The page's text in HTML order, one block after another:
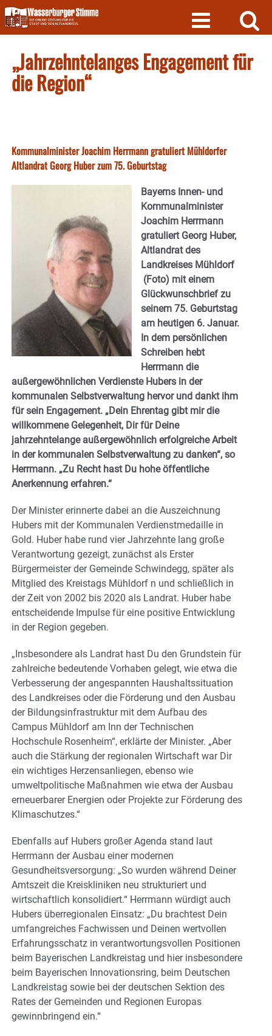
Skip
to
content
„Jahrzehntelanges Engagement für
die Region“
Kommunalminister Joachim Herrmann gratuliert Mühldorfer
Altlandrat Georg Huber zum 75. Geburtstag
Bayerns Innen- und
Kommunalminister
Joachim Herrmann
gratuliert Georg Huber,
Altlandrat des
Landkreises Mühldorf
(Foto) mit einem
Glückwunschbrief zu
seinem 75. Geburtstag
am heutigen 6. Januar.
In dem persönlichen
Schreiben hebt
Herrmann die
außergewöhnlichen Verdienste Hubers in der
kommunalen Selbstverwaltung hervor und dankt ihm
für sein Engagement. „Dein Ehrentag gibt mir die
willkommene Gelegenheit, Dir für Deine
jahrzehntelange außergewöhnlich erfolgreiche Arbeit
in der kommunalen Selbstverwaltung zu danken“, so
Herrmann. „Zu Recht hast Du hohe öffentliche
Anerkennung erfahren.“
Der Minister erinnerte dabei an die Auszeichnung
Hubers mit der Kommunalen Verdienstmedaille in
Gold. Huber habe rund vier Jahrzehnte lang große
Verantwortung gezeigt, zunächst als Erster
Bürgermeister der Gemeinde Schwindegg, später als
Mitglied des Kreistags Mühldorf n und schließlich in
der Zeit von 2002 bis 2020 als Landrat. Huber habe
entscheidende Impulse für eine positive Entwicklung
in der Region gegeben.
„Insbesondere als Landrat hast Du den Grundstein für
zahlreiche bedeutende Vorhaben gelegt, wie etwa die
Verbesserung der angespannten Haushaltssituation
des Landkreises oder die Förderung und den Ausbau
der Bildungsinfrastruktur mit dem Aufbau des
Campus Mühldorf am Inn der Technischen
Hochschule Rosenheim“, erklärte der Minister. „Aber
auch die Stärkung der regionalen Wirtschaft war Dir
ein wichtiges Herzensanliegen, ebenso wie
umweltpolitische Maßnahmen wie etwa der Ausbau
erneuerbarer Energien oder Projekte zur Förderung des
Klimaschutzes.“
Ebenfalls auf Hubers großer Agenda stand laut
Herrmann der Ausbau einer modernen
Gesundheitsversorgung: „So wurden während Deiner
Amtszeit die Kreiskliniken neu strukturiert und
wirtschaftlich konsolidiert.“ Herrmann würdigt auch
Hubers überregionalen Einsatz: „Du brachtest Dein
umfangreiches Fachwissen und Deinen wertvollen
Erfahrungsschatz in verantwortungsvollen Positionen
beim Bayerischen Landkreistag und hier insbesondere
beim Bayerischen Innovationsring, beim Deutschen
Landkreistag sowie bei der deutschen Sektion des
Rates der Gemeinden und Regionen Europas
gewinnbringend ein.“